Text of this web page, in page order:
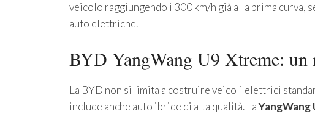
veicolo raggiungendo i 300 km/h già alla prima curva,
auto elettriche.
BYD YangWang U9 Xtreme: un
La BYD non si limita a costruire veicoli elettrici
include anche auto ibride di alta qualità. LaYangWang